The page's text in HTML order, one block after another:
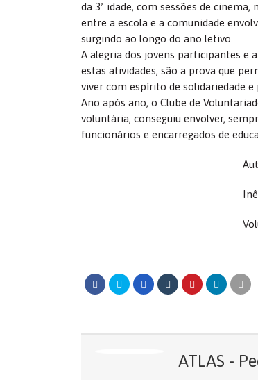
da 3ª idade, com sessões de
entre a escola e a comunidade
surgindo ao longo do ano letivo.
A alegria dos jovens participantes e
estas atividades, são a prova que
viver com espírito de solidariedade e
Ano após ano, o Clube de
voluntária, conseguiu envolver,
funcionários e encarregados de
ATLAS -